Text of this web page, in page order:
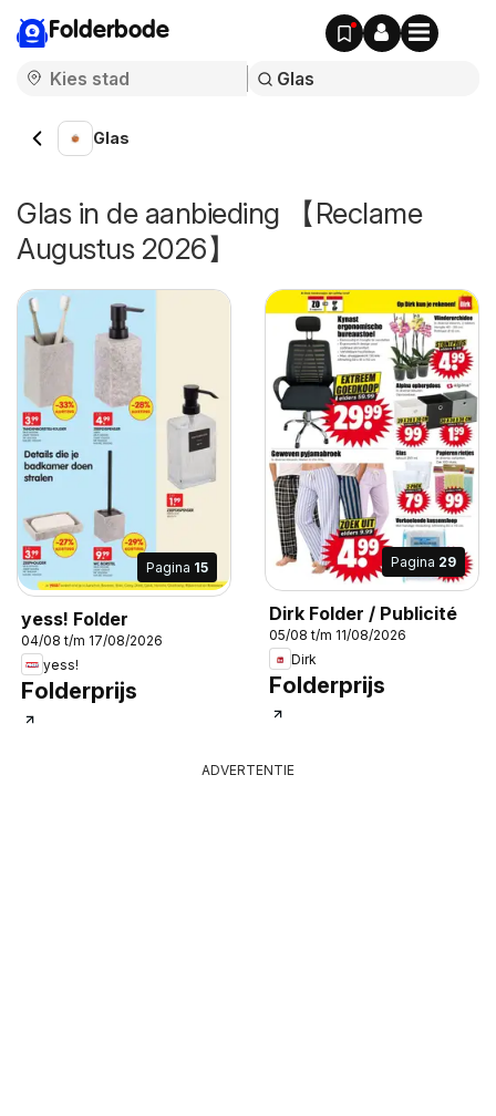
Folderbode
Glas
Glas in de aanbieding 【Reclame
Augustus 2026】
Pagina 15
yess! Folder
04/08 t/m 17/08/2026
yess!
Folderprijs
Pagina 29
Dirk Folder / Publicité
05/08 t/m 11/08/2026
Dirk
Folderprijs
ADVERTENTIE